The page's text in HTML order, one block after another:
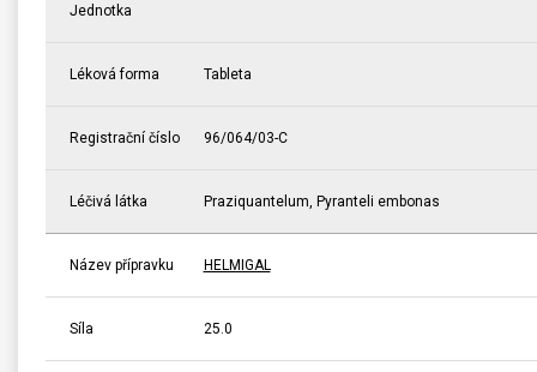
Jednotka
Léková forma Tableta
Registrační číslo 96/064/03-C
Léčivá látka Praziquantelum, Pyranteli embonas
Název přípravku HELMIGAL
Síla 25.0